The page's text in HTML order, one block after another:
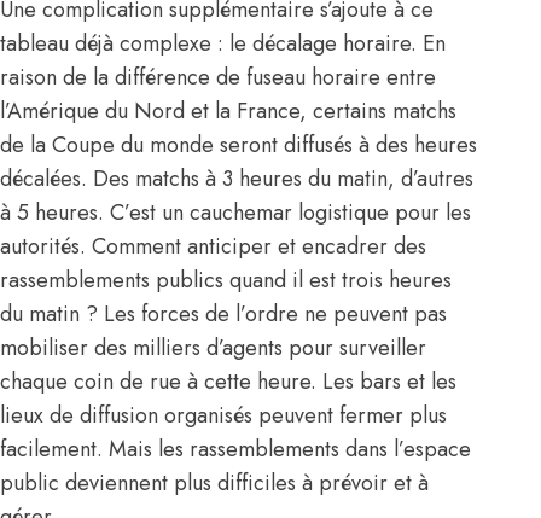
Une complication supplémentaire s’ajoute à ce
tableau déjà complexe : le décalage horaire. En
raison de la différence de fuseau horaire entre
l’Amérique du Nord et la France, certains matchs
de la Coupe du monde seront diffusés à des heures
décalées. Des matchs à 3 heures du matin, d’autres
à 5 heures. C’est un cauchemar logistique pour les
autorités. Comment anticiper et encadrer des
rassemblements publics quand il est trois heures
du matin ? Les forces de l’ordre ne peuvent pas
mobiliser des milliers d’agents pour surveiller
chaque coin de rue à cette heure. Les bars et les
lieux de diffusion organisés peuvent fermer plus
facilement. Mais les rassemblements dans l’espace
public deviennent plus difficiles à prévoir et à